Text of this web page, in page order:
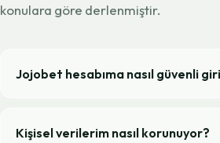
konulara göre derlenmiştir.
Jojobet hesabıma nasıl güvenli
Kişisel verilerim nasıl korunuyor?